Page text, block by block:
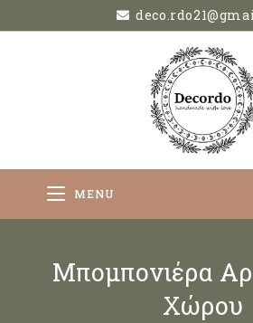
MENU
Μπομπονιέρα
Χώρου